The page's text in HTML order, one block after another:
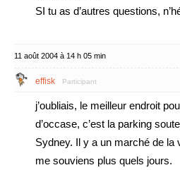
SI tu as d’autres questions,
11 août 2004 à 14 h 05 min
effisk Participant
j’oubliais, le meilleur endroit
d’occase, c’est la parking
Sydney. Il y a un marché de la
me souviens plus quels jours.